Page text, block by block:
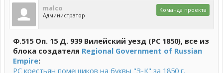
malco
Администратор
Команда проекта
Ф.515 Оп. 15 Д. 939 Вилейский уезд (РС 1850), все из
блока создателя Regional Government of Russian
Empire:
РС крестьян помещиков на буквы "З-К" за 1850 г.